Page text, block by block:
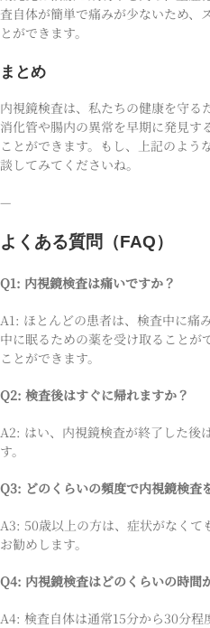
査自体が簡単で痛みが少ないため、
とができます。
まとめ
内視鏡検査は、私たちの健康を守る
消化管や腸内の異常を早期に発見す
ことができます。もし、上記のよ
談してみてくださいね。
—
よくある質問（FAQ）
Q1: 内視鏡検査は痛いですか？
A1: ほとんどの患者は、検査中に痛
中に眠るための薬を受け取ることが
ことができます。
Q2: 検査後はすぐに帰れますか？
A2: はい、内視鏡検査が終了した後
す。
Q3: どのくらいの頻度で内視鏡検査
A3: 50歳以上の方は、症状がなくて
お勧めします。
Q4: 内視鏡検査はどのくらいの時間
A4: 検査自体は通常15分から30分